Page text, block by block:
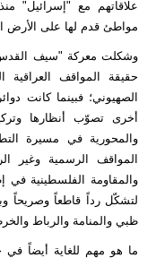
علاقاتهم مع "إسرائيل"
مواطئ قدم لها على الأرض
وشكلت معركة "سيف
حقيقة المواقف العراقية
الصهيوني؛ فبينما كانت
أخرى تصوّب أنظارها
والمحورية في مسيرة
المواقف الرسمية وغير
والمقاومة الفلسطينية
لتشكّل رداً قاطعاً وصريحاً
ظبي والمنامة والرباط
ما هو مهم للغاية أيضاً في